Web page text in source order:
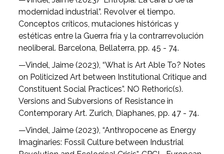
modernidad industrial”. Revolver el tiempo.
Conceptos críticos, mutaciones históricas y
estéticas entre la Guerra fría y la contrarrevolución
neoliberal. Barcelona, Bellaterra, pp. 45 - 74.
—Vindel, Jaime (2023), “What is Art Able To? Notes
on Politicized Art between Institutional Critique and
Constituent Social Practices”. NO Rethoric(s).
Versions and Subversions of Resistance in
Contemporary Art. Zurich, Diaphanes, pp. 47 - 74.
—Vindel, Jaime (2023), “Anthropocene as Energy
Imaginaries: Fossil Culture between Industrial